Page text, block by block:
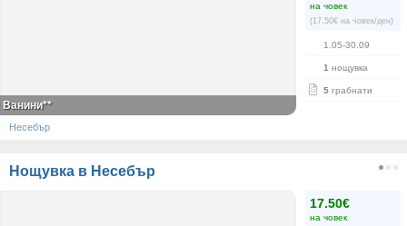
на човек
(17.50€ на човек/ден)
1.05-30.09
1 нощувка
5 грабнати
Ванини**
Несебър
Нощувка в Несебър
17.50€
на човек